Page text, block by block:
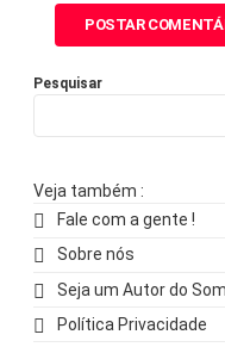
Pesquisar
Veja também :
Fale com a gente !
Sobre nós
Seja um Autor do
Política Privacidade